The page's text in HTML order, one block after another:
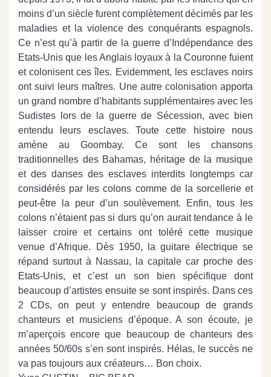
moins d’un siècle furent complètement décimés par les
maladies et la violence des conquérants espagnols.
Ce n’est qu’à partir de la guerre d’Indépendance des
Etats-Unis que les Anglais loyaux à la Couronne fuient
et colonisent ces îles. Evidemment, les esclaves noirs
ont suivi leurs maîtres. Une autre colonisation apporta
un grand nombre d’habitants supplémentaires avec les
Sudistes lors de la guerre de Sécession, avec bien
entendu leurs esclaves. Toute cette histoire nous
amène au Goombay. Ce sont les chansons
traditionnelles des Bahamas, héritage de la musique
et des danses des esclaves interdits longtemps car
considérés par les colons comme de la sorcellerie et
peut-être la peur d’un soulèvement. Enfin, tous les
colons n’étaient pas si durs qu’on aurait tendance à le
laisser croire et certains ont toléré cette musique
venue d’Afrique. Dès 1950, la guitare électrique se
répand surtout à Nassau, la capitale car proche des
Etats-Unis, et c’est un son bien spécifique dont
beaucoup d’artistes ensuite se sont inspirés. Dans ces
2 CDs, on peut y entendre beaucoup de grands
chanteurs et musiciens d’époque. A son écoute, je
m’aperçois encore que beaucoup de chanteurs des
années 50/60s s’en sont inspirés. Hélas, le succès ne
va pas toujours aux créateurs… Bon choix.